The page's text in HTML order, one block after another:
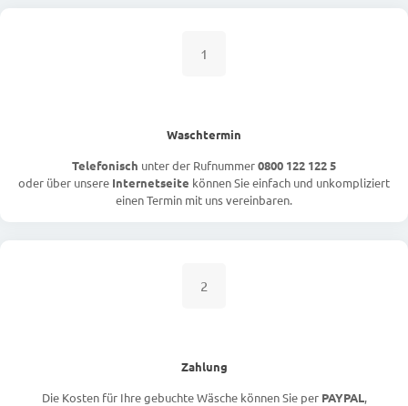
1
Waschtermin
Telefonisch unter der Rufnummer0800 122 122 5
oder über unsere Internetseite können Sie einfach und unkompliziert
einen Termin mit uns vereinbaren.
2
Zahlung
Die Kosten für Ihre gebuchte Wäsche können Sie per PAYPAL,